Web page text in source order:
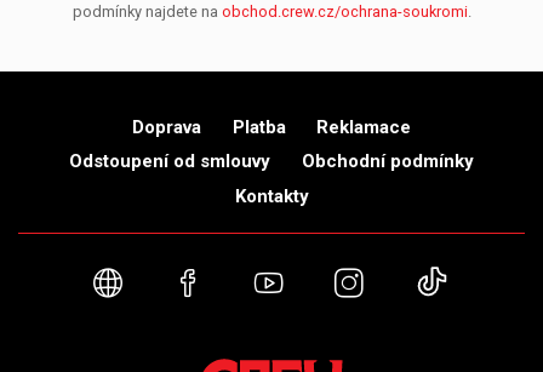
podmínky najdete na obchod.crew.cz/ochrana-soukromi.
Doprava Platba
Reklamace
Odstoupení od smlouvy
Obchodní podmínky
Kontakty
Webové stránky
FacebookYouTubeInstagram